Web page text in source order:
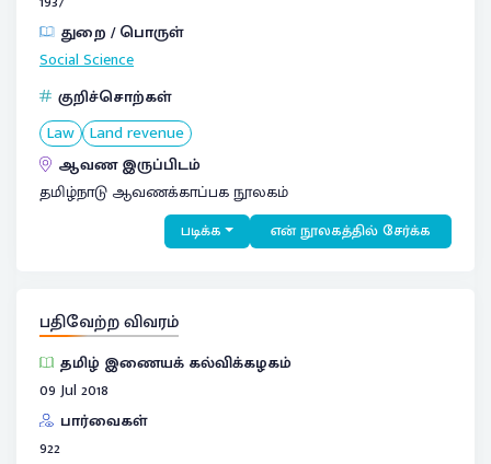
துறை / பொருள்
Social Science
குறிச்சொற்கள்
Law Land revenue
ஆவண இருப்பிடம்
தமிழ்நாடு ஆவணக்காப்பக நூலகம்
படிக்க என் நூலகத்தில் சேர்க்க
பதிவேற்ற விவரம்
தமிழ் இணையக் கல்விக்கழகம்
09 Jul 2018
பார்வைகள்
922